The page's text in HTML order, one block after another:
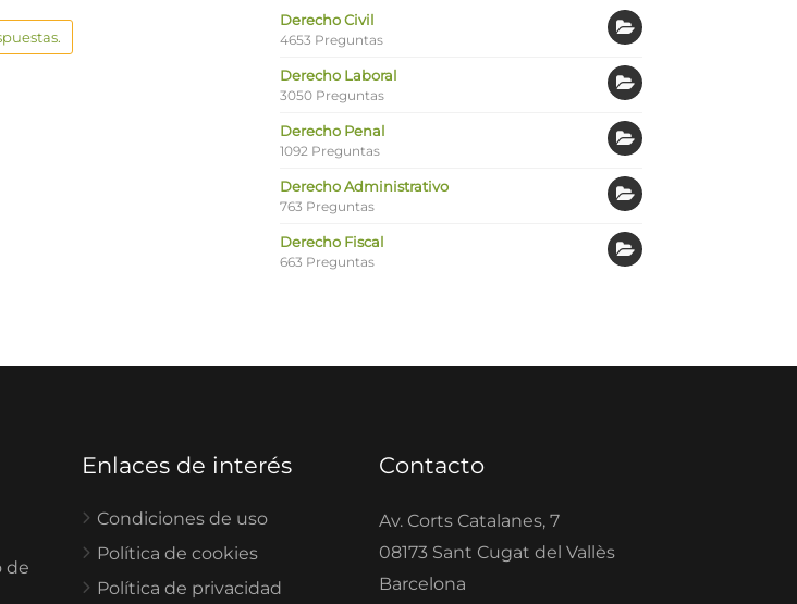
Derecho Civil
4653 Preguntas
Derecho Laboral
3050 Preguntas
Derecho Penal
1092 Preguntas
Derecho Administrativo
763 Preguntas
Derecho Fiscal
663 Preguntas
de
Enlaces de interés
Condiciones de uso
Política de cookies
Política de privacidad
Contacto
Av. Corts Catalanes, 7
08173 Sant Cugat del Vallès
Barcelona